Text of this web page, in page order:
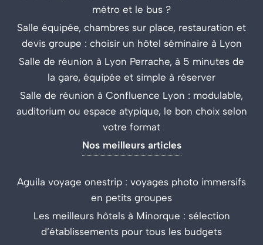
métro et le bus ?
Salle équipée, chambres sur place, restauration et
devis groupe : choisir un hôtel séminaire à Lyon
Salle de réunion à Lyon Perrache, à 5 minutes de
la gare, équipée et simple à réserver
Salle de réunion à Confluence Lyon : modulable,
auditorium ou espace atypique, le bon choix selon
votre format
Nos meilleurs articles
Aguila voyage onestrip : voyages photo immersifs
en petits groupes
Les meilleurs hôtels à Minorque : sélection
d’établissements pour tous les budgets